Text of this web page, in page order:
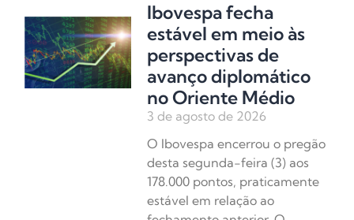
Ibovespa fecha
estável em meio às
perspectivas de
avanço diplomático
no Oriente Médio
3 de agosto de 2026
O Ibovespa encerrou o pregão
desta segunda-feira (3) aos
178.000 pontos, praticamente
estável em relação ao